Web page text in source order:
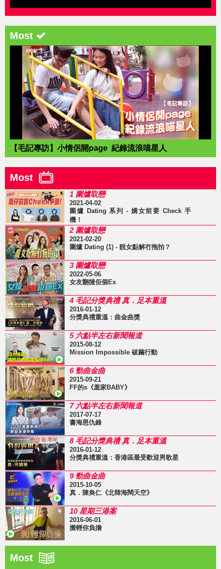
Most
【毛記專訪】小情侶開page 紀錄流浪喵星人
Most
1 圍爐取戀
2021-04-02
圍爐 Dating 系列 - 媾女前要 Check 手
機！
2 圍爐取戀
2021-02-20
圍爐 Dating (1) - 靚女點解冇拖拍？
3 圍爐取戀
2022-05-06
女友翻撻佢個Ex
4 毛記分獎典禮 真．足本重溫
2016-01-12
分獎典禮重溫：曲金曲獎
5 六點半左右新聞報道
2015-08-12
Mission Impossible 破繭行動
6 勁曲金曲
2015-09-21
FF的s《羞家BABY》
7 六點半左右新聞報道
2017-07-17
書海恩仇錄
8 毛記分獎典禮 真．足本重溫
2016-01-12
分獎典禮重溫：香港區最受歡迎男歌星
9 勁曲金曲
2015-10-05
真．陳奐仁《北韓海闊天空》
10 星期三港案
2016-06-01
搬輕你負擔
Most